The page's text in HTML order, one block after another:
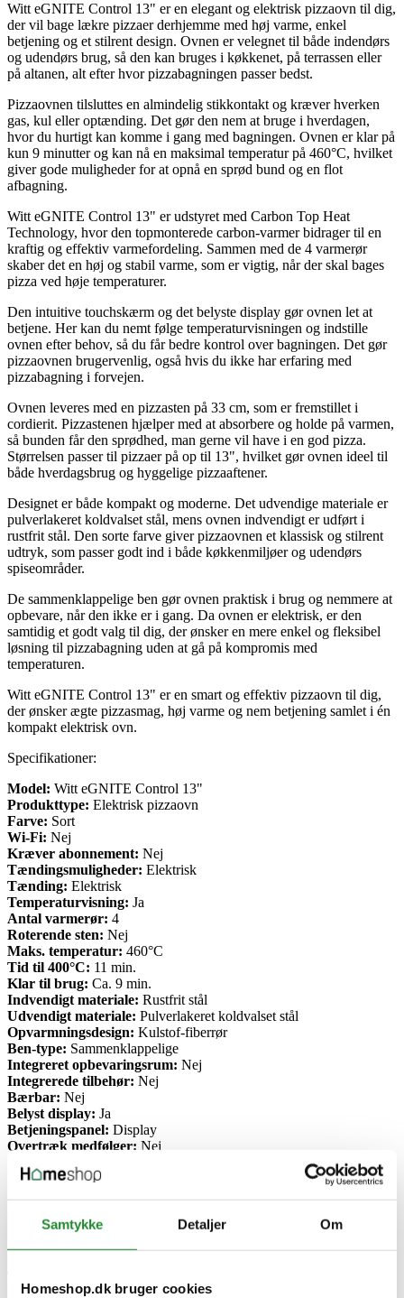
Samtykke Detaljer Om
Homeshop.dk bruger cookies
Witt eGNITE Control 13" er en elegant og elektrisk pizzaovn til dig,
der vil bage lækre pizzaer derhjemme med høj varme, enkel
betjening og et stilrent design. Ovnen er velegnet til både indendørs
og udendørs brug, så den kan bruges i køkkenet, på terrassen eller
på altanen, alt efter hvor pizzabagningen passer bedst.
Pizzaovnen tilsluttes en almindelig stikkontakt og kræver hverken
gas, kul eller optænding. Det gør den nem at bruge i hverdagen,
hvor du hurtigt kan komme i gang med bagningen. Ovnen er klar på
kun 9 minutter og kan nå en maksimal temperatur på 460°C, hvilket
giver gode muligheder for at opnå en sprød bund og en flot
afbagning.
Witt eGNITE Control 13" er udstyret med Carbon Top Heat
Technology, hvor den topmonterede carbon-varmer bidrager til en
kraftig og effektiv varmefordeling. Sammen med de 4 varmerør
skaber det en høj og stabil varme, som er vigtig, når der skal bages
pizza ved høje temperaturer.
Den intuitive touchskærm og det belyste display gør ovnen let at
betjene. Her kan du nemt følge temperaturvisningen og indstille
ovnen efter behov, så du får bedre kontrol over bagningen. Det gør
pizzaovnen brugervenlig, også hvis du ikke har erfaring med
pizzabagning i forvejen.
Ovnen leveres med en pizzasten på 33 cm, som er fremstillet i
cordierit. Pizzastenen hjælper med at absorbere og holde på varmen,
så bunden får den sprødhed, man gerne vil have i en god pizza.
Størrelsen passer til pizzaer på op til 13", hvilket gør ovnen ideel til
både hverdagsbrug og hyggelige pizzaaftener.
Designet er både kompakt og moderne. Det udvendige materiale er
pulverlakeret koldvalset stål, mens ovnen indvendigt er udført i
rustfrit stål. Den sorte farve giver pizzaovnen et klassisk og stilrent
udtryk, som passer godt ind i både køkkenmiljøer og udendørs
spiseområder.
De sammenklappelige ben gør ovnen praktisk i brug og nemmere at
opbevare, når den ikke er i gang. Da ovnen er elektrisk, er den
samtidig et godt valg til dig, der ønsker en mere enkel og fleksibel
løsning til pizzabagning uden at gå på kompromis med
temperaturen.
Witt eGNITE Control 13" er en smart og effektiv pizzaovn til dig,
der ønsker ægte pizzasmag, høj varme og nem betjening samlet i én
kompakt elektrisk ovn.
Specifikationer:
Model: Witt eGNITE Control 13"
Produkttype: Elektrisk pizzaovn
Farve: Sort
Wi-Fi: Nej
Kræver abonnement: Nej
Tændingsmuligheder: Elektrisk
Tænding: Elektrisk
Temperaturvisning: Ja
Antal varmerør: 4
Roterende sten: Nej
Maks. temperatur: 460°C
Tid til 400°C: 11 min.
Klar til brug: Ca. 9 min.
Indvendigt materiale: Rustfrit stål
Udvendigt materiale: Pulverlakeret koldvalset stål
Opvarmningsdesign: Kulstof-fiberrør
Ben-type: Sammenklappelige
Integreret opbevaringsrum: Nej
Integrerede tilbehør: Nej
Bærbar: Nej
Belyst display: Ja
Betjeningspanel: Display
Overtræk medfølger: Nej
Kabel monteret:
Drevet af:Elektricitet
Batterier påkrævet:Nej